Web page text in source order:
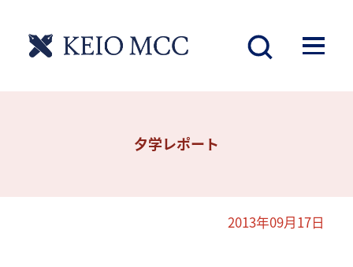
夕学レポート
2013年09月17日